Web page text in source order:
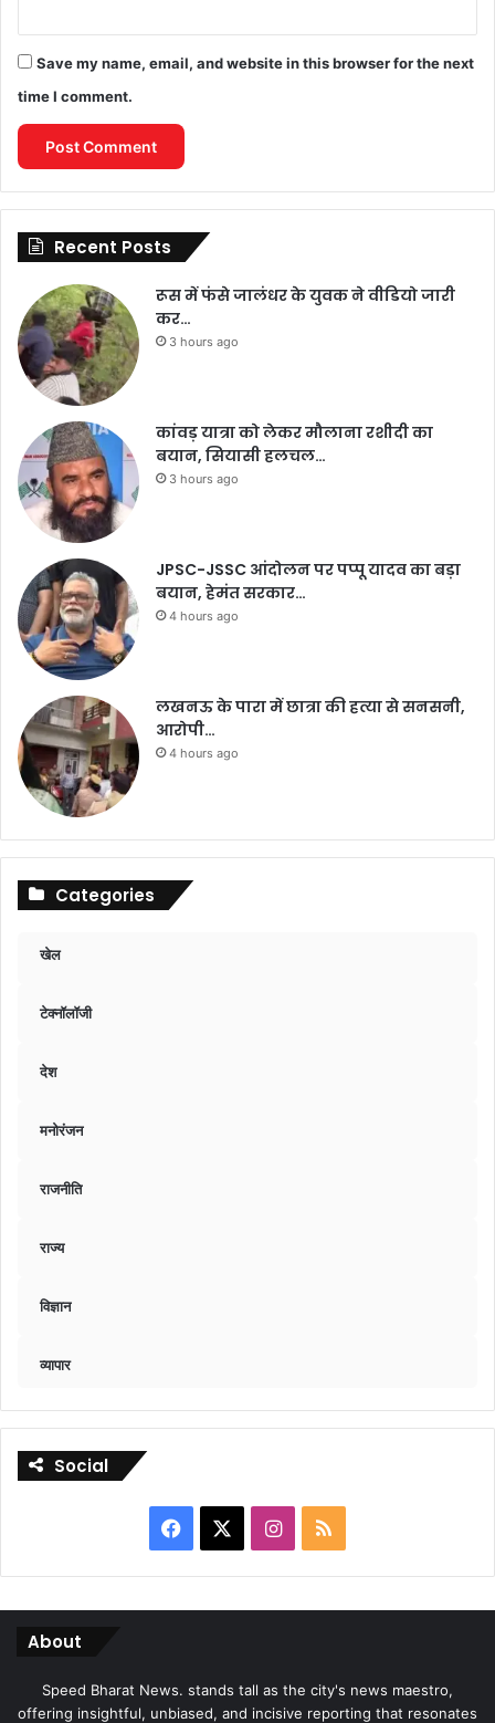
Save my name, email, and website in this browser for the next
time I comment.
Recent Posts
रूस में फंसे जालंधर के युवक ने वीडियो जारी
कर…
3 hours ago
कांवड़ यात्रा को लेकर मौलाना रशीदी का
बयान, सियासी हलचल…
3 hours ago
JPSC-JSSC आंदोलन पर पप्पू यादव का बड़ा
बयान, हेमंत सरकार…
4 hours ago
लखनऊ के पारा में छात्रा की हत्या से सनसनी,
आरोपी…
4 hours ago
Categories
खेल
टेक्नॉलॉजी
देश
मनोरंजन
राजनीति
राज्य
विज्ञान
व्यापार
Social
Facebook Instagram
RSS
About
Speed Bharat News. stands tall as the city's news maestro,
offering insightful, unbiased, and incisive reporting that resonates